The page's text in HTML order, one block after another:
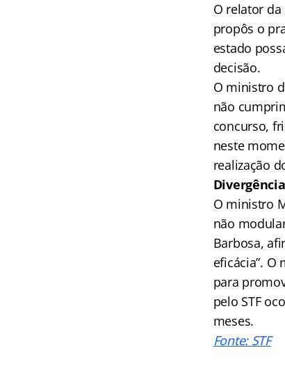
O relator
propôs o
estado
decisão.
O ministro
não
concurso,
neste
realização
Divergência
O ministro
não
Barbosa,
eficácia”.
para
pelo STF
meses.
Fonte: STF